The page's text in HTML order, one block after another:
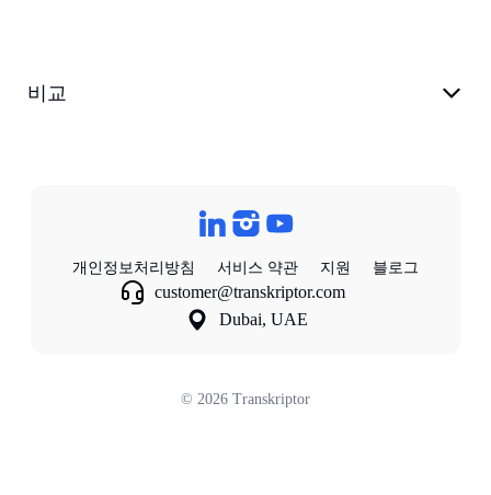
비교
개인정보처리방침 서비스 약관 지원 블로그
customer@transkriptor.com
Dubai, UAE
© 2026 Transkriptor